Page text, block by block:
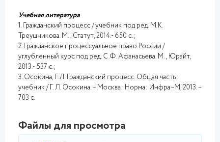
Учебная литература
1. Гражданский процесс / учебник под ред. М.К.
Треушникова. М., Статут, 2014.- 650 с.;
2. Гражданское процессуальное право России /
углубленный курс под ред. С.Ф. Афанасьева. М., Юрайт,
2013.- 537 с.;
3. Осокина, Г.Л. Гражданский процесс. Общая часть:
учебник / Г. Л. Осокина. – Москва: Норма: Инфра–М, 2013. –
703 с.
Файлы для просмотра